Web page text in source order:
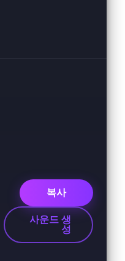
복사
사운드 생
성